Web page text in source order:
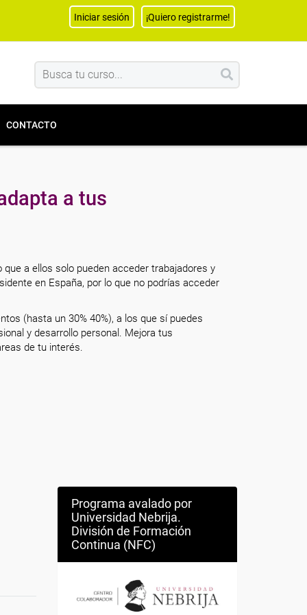
Iniciar sesión ¡Quiero registrarme!
CONTACTO
a tus
a ellos solo pueden acceder trabajadores y
en España, por lo que no podrías acceder
(hasta un 30% 40%), a los que sí puedes
y desarrollo personal. Mejora tus
de tu interés.
Programa avalado por
Universidad Nebrija.
División de Formación
Continua (NFC)